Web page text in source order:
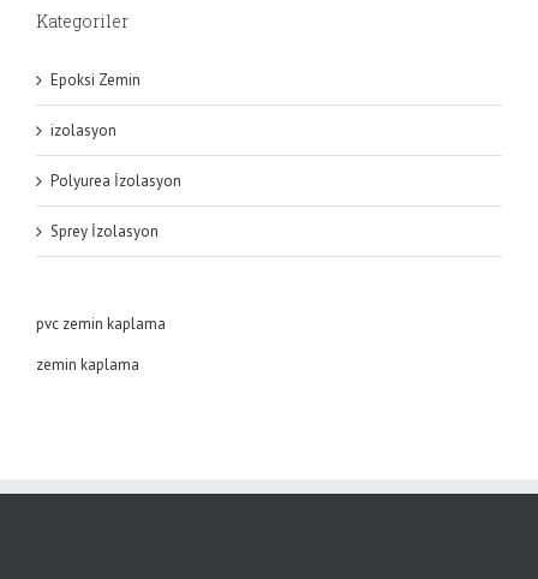
Kategoriler
Epoksi Zemin
izolasyon
Polyurea İzolasyon
Sprey İzolasyon
pvc zemin kaplama
zemin kaplama